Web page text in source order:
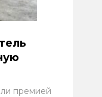
премией